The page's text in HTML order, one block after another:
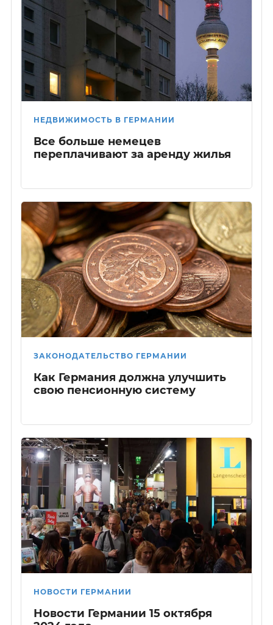
НЕДВИЖИМОСТЬ В ГЕРМАНИИ
Все больше немецев
переплачивают за аренду жилья
ЗАКОНОДАТЕЛЬСТВО ГЕРМАНИИ
Как Германия должна улучшить
свою пенсионную систему
НОВОСТИ ГЕРМАНИИ
Новости Германии 15 октября